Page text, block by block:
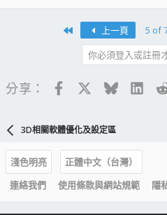
上一頁 5 of
你必須登入或註冊
分享： FacebookBluesky
3D相關軟體優化及設定區
淺色明亮
正體中文（台灣）
連絡我們
使用條款與網站規範 隱